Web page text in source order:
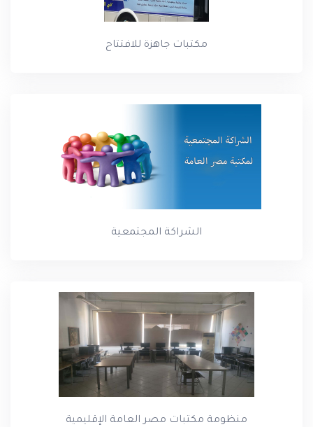
مكتبات جاهزة للافتتاح
الشراكة المجتمعية
منظومة مكتبات مصر العامة الإقليمية